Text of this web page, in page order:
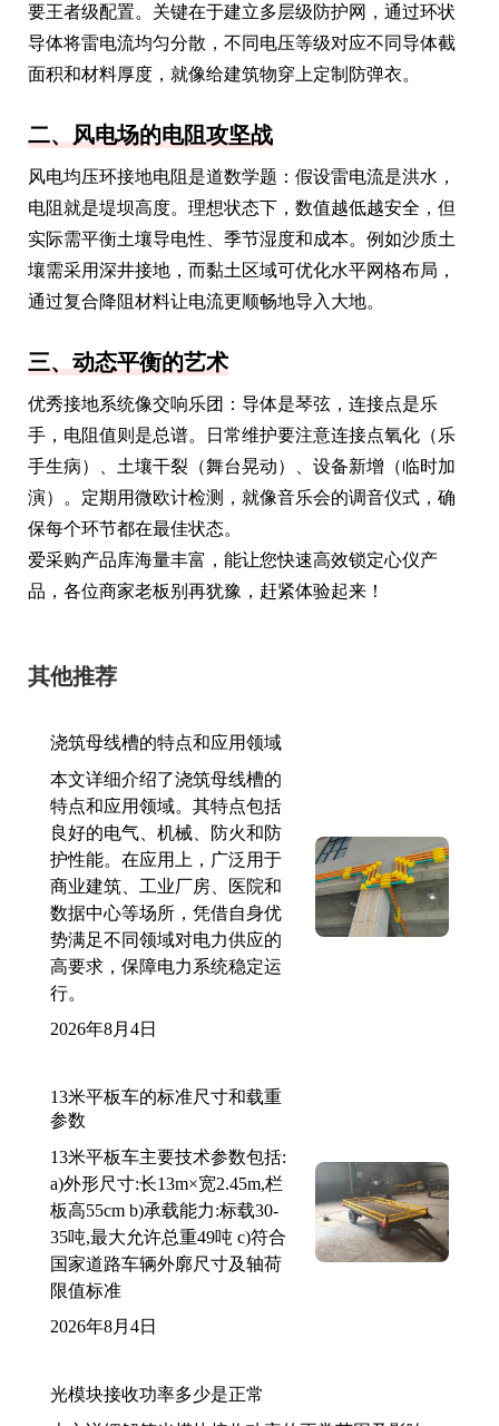
要王者级配置。关键在于建立多层级防护网，通过环状
导体将雷电流均匀分散，不同电压等级对应不同导体截
面积和材料厚度，就像给建筑物穿上定制防弹衣。
二、风电场的电阻攻坚战
风电均压环接地电阻是道数学题：假设雷电流是洪水，
电阻就是堤坝高度。理想状态下，数值越低越安全，但
实际需平衡土壤导电性、季节湿度和成本。例如沙质土
壤需采用深井接地，而黏土区域可优化水平网格布局，
通过复合降阻材料让电流更顺畅地导入大地。
三、动态平衡的艺术
优秀接地系统像交响乐团：导体是琴弦，连接点是乐
手，电阻值则是总谱。日常维护要注意连接点氧化（乐
手生病）、土壤干裂（舞台晃动）、设备新增（临时加
演）。定期用微欧计检测，就像音乐会的调音仪式，确
保每个环节都在最佳状态。
爱采购产品库海量丰富，能让您快速高效锁定心仪产
品，各位商家老板别再犹豫，赶紧体验起来！
其他推荐
浇筑母线槽的特点和应用领域
本文详细介绍了浇筑母线槽的
特点和应用领域。其特点包括
良好的电气、机械、防火和防
护性能。在应用上，广泛用于
商业建筑、工业厂房、医院和
数据中心等场所，凭借自身优
势满足不同领域对电力供应的
高要求，保障电力系统稳定运
行。
2026年8月4日
13米平板车的标准尺寸和载重
参数
13米平板车主要技术参数包括:
a)外形尺寸:长13m×宽2.45m,栏
板高55cm b)承载能力:标载30-
35吨,最大允许总重49吨 c)符合
国家道路车辆外廓尺寸及轴荷
限值标准
2026年8月4日
光模块接收功率多少是正常